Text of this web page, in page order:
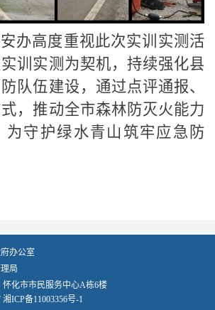
办高度重视此次实训实测活
实训实测 为契机，持续强化县
队伍建设，通过点评通报、
，推动全市森林防灭火能力
为守护绿水青山筑牢应急防
办公室
局
怀化市市民服务中心A栋6楼
湘ICP备11003356号-1